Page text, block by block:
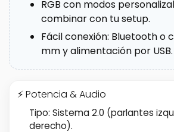
RGB con modos
combinar con tu setup.
Fácil conexión: Bluetooth o
mm y alimentación por USB.
⚡ Potencia & Audio
Tipo: Sistema 2.0 (parlantes
derecho).